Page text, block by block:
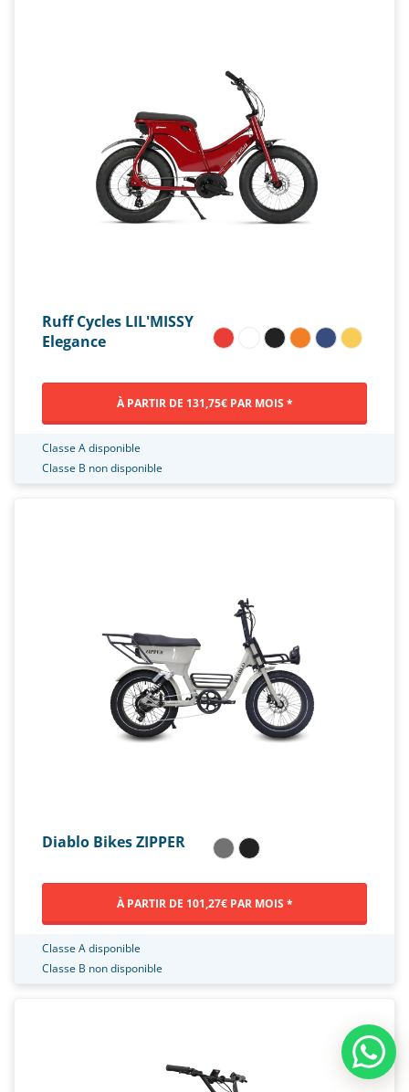
Ruff Cycles LIL'MISSY
Elegance
À PARTIR DE 131,75€ PAR MOIS *
Classe A disponible
Classe B non disponible
Diablo Bikes ZIPPER
À PARTIR DE 101,27€ PAR MOIS *
Classe A disponible
Classe B non disponible